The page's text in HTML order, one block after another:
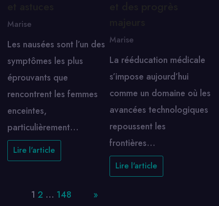
Marise
Les nausées sont l’un des
symptômes les plus
éprouvants que
rencontrent les femmes
enceintes,
particulièrement…
Lire l'article
Marise
La rééducation médicale
s’impose aujourd’hui
comme un domaine où les
avancées technologiques
repoussent les
frontières…
Lire l'article
1 2 … 148 »